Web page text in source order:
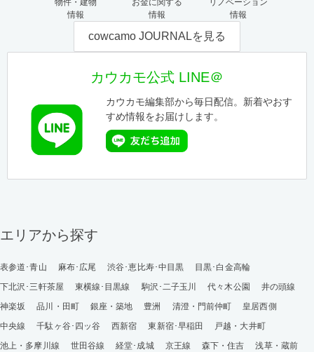
物件・建物
情報
お金に関する
情報
リノベーション
情報
cowcamo JOURNALを見る
カウカモ公式 LINE＠
カウカモ編集部から毎日配信。新着やおす
すめ情報をお届けします。
エリアから探す
表参道･青山 麻布･広尾 渋谷･恵比寿･中目黒
目黒･白金高輪
下北沢･三軒茶屋
東横線･目黒線 駒沢･二子玉川 代々木公園
井の頭線
神楽坂
品川・田町 銀座・築地 豊洲 清澄・門前仲町
皇居西側
中央線
千駄ヶ谷･四ッ谷 西新宿 東新宿･早稲田
戸越・大井町
池上・多摩川線
世田谷線 経堂･成城 京王線 森下・住吉
浅草・蔵前